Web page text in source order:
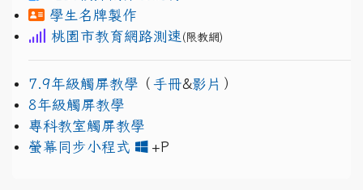
學生名牌製作
桃園市教育網路測速 (限教網)
7.9年級觸屏教學 （ 手冊&影片 ）
8年級觸屏教學
專科教室觸屏教學
螢幕同步小程式
+P